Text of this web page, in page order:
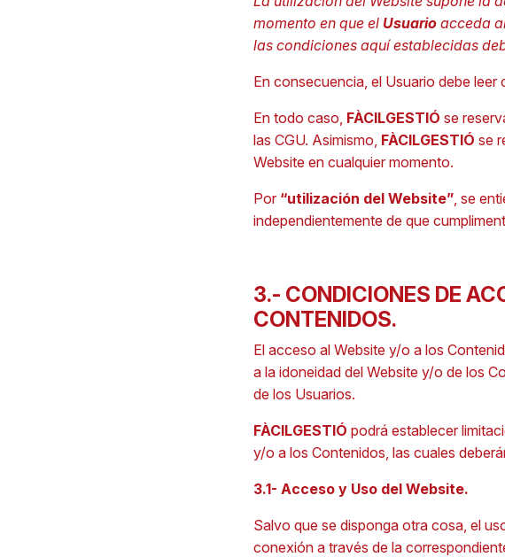
momento en que el Usuarioacceda
las condiciones aquí establecidas
En consecuencia, el Usuario debe
En todo caso, FÀCILGESTIÓ se
las CGU. Asimismo, FÀCILGESTIÓ se
Website en cualquier momento.
Por “utilización del Website”, se
independientemente de que
3.- CONDICIONES DE
CONTENIDOS.
El acceso al Website y/o a los
a la idoneidad del Website y/o de los
de los Usuarios.
FÀCILGESTIÓ podrá establecer
y/o a los Contenidos, las cuales
3.1- Acceso y Uso del Website.
Salvo que se disponga otra cosa, el
conexión a través de la